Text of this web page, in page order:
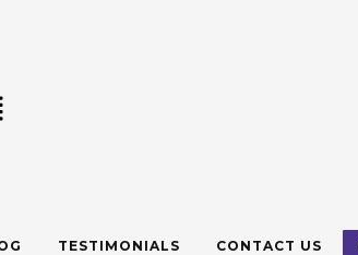
TESTIMONIALS CONTACT US